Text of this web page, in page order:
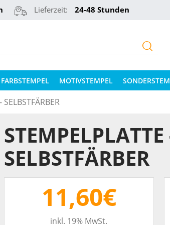
Lieferzeit: 24-48 Stunden
FARBSTEMPEL MOTIVSTEMPEL
NACH TYPEN
NACH GRÖSSE
SELBSTFÄRBER
STEMPELPLATTE
SELBSTFÄRBER
11,60€
inkl. 19% MwSt.